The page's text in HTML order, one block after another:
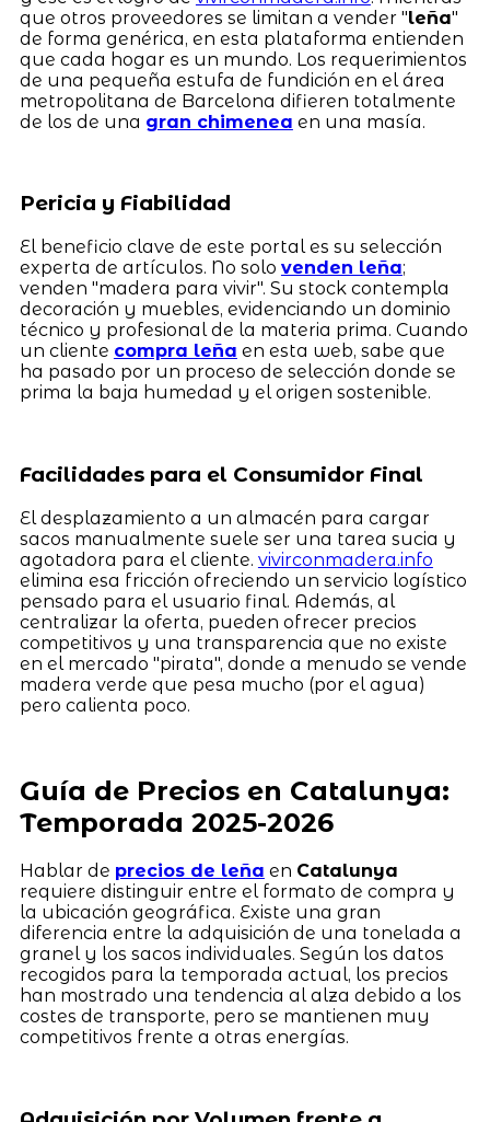
que otros proveedores se limitan a vender "leña"
de forma genérica, en esta plataforma entienden
que cada hogar es un mundo. Los requerimientos
de una pequeña estufa de fundición en el área
metropolitana de Barcelona difieren totalmente
de los de una gran chimenea en una masía.
Pericia y Fiabilidad
El beneficio clave de este portal es su selección
experta de artículos. No solo venden leña;
venden "madera para vivir". Su stock contempla
decoración y muebles, evidenciando un dominio
técnico y profesional de la materia prima. Cuando
un cliente compra leña en esta web, sabe que
ha pasado por un proceso de selección donde se
prima la baja humedad y el origen sostenible.
Facilidades para el Consumidor Final
El desplazamiento a un almacén para cargar
sacos manualmente suele ser una tarea sucia y
agotadora para el cliente. vivirconmadera.info
elimina esa fricción ofreciendo un servicio logístico
pensado para el usuario final. Además, al
centralizar la oferta, pueden ofrecer precios
competitivos y una transparencia que no existe
en el mercado "pirata", donde a menudo se vende
madera verde que pesa mucho (por el agua)
pero calienta poco.
Guía de Precios en Catalunya:
Temporada 2025-2026
Hablar de precios de leña en Catalunya
requiere distinguir entre el formato de compra y
la ubicación geográfica. Existe una gran
diferencia entre la adquisición de una tonelada a
granel y los sacos individuales. Según los datos
recogidos para la temporada actual, los precios
han mostrado una tendencia al alza debido a los
costes de transporte, pero se mantienen muy
competitivos frente a otras energías.